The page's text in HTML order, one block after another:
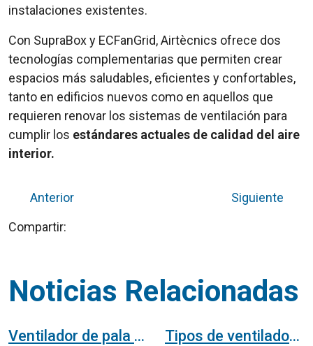
instalaciones existentes.
Con SupraBoxy ECFanGrid, Airtècnics ofrece dos
tecnologías complementarias que permiten crear
espacios más saludables, eficientes y confortables,
tanto en edificios nuevos como en aquellos que
requieren renovar los sistemas de ventilación para
cumplir los estándares actuales de calidad del aire
interior.
Anterior
Siguiente
Compartir:
Noticias Relacionadas
Ventilador de pala hacia atrás con fotocatálisis: eficiencia, control avanzado y desinfección en ventilación HVAC Tipos de ventiladores y usos